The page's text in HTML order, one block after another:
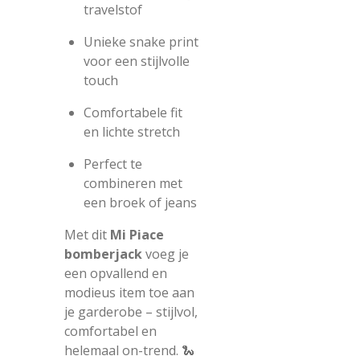
travelstof
Unieke snake print
voor een stijlvolle
touch
Comfortabele fit
en lichte stretch
Perfect te
combineren met
een broek of jeans
Met dit Mi Piace
bomberjackvoeg je
een opvallend en
modieus item toe aan
je garderobe – stijlvol,
comfortabel en
helemaal on-trend. 🐍